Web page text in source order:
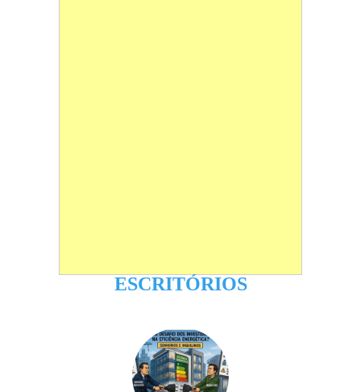
ESCRITÓRIOS